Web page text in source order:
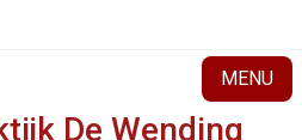
MENU
De Wending